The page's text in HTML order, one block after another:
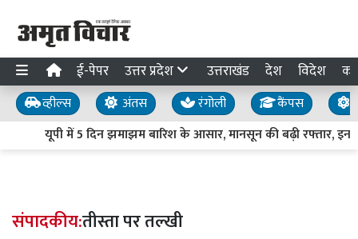
ई-पेपर उत्तर प्रदेश उत्तराखंड देश विदेश
व्हील्स अंतस रंगोली कैंपस
यूपी में 5 दिन झमाझम बारिश के आसार, मानसून की बढ़ी रफ्तार, इन
संपादकीय:तीस्ता पर तल्खी